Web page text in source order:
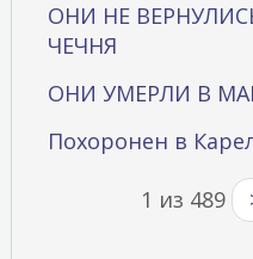
ОНИ НЕ
ЧЕЧНЯ
ОНИ УМЕРЛИ В
Похоронен в
1 из 489